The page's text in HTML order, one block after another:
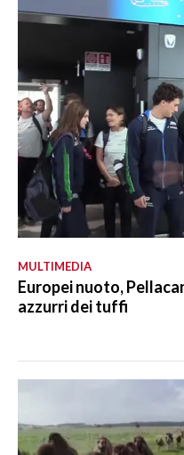
MULTIMEDIA
Europei nuoto,
azzurri dei tuffi